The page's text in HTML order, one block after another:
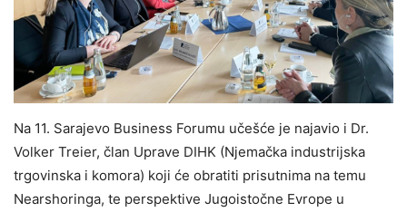
Na 11. Sarajevo Business Forumu učešće je najavio i Dr.
Volker Treier, član Uprave DIHK (Njemačka industrijska
trgovinska i komora) koji će obratiti prisutnima na temu
Nearshoringa, te perspektive Jugoistočne Evrope u